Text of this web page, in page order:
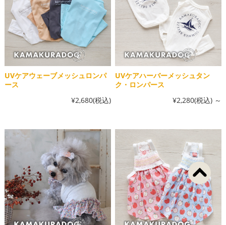
UVケアウェーブメッシュロンパ
ース
¥2,680(税込)
UVケアハーバーメッシュタン
ク・ロンパース
¥2,280(税込) ～